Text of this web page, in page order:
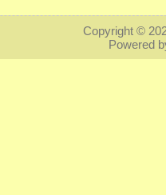
Copyright ©
Powered